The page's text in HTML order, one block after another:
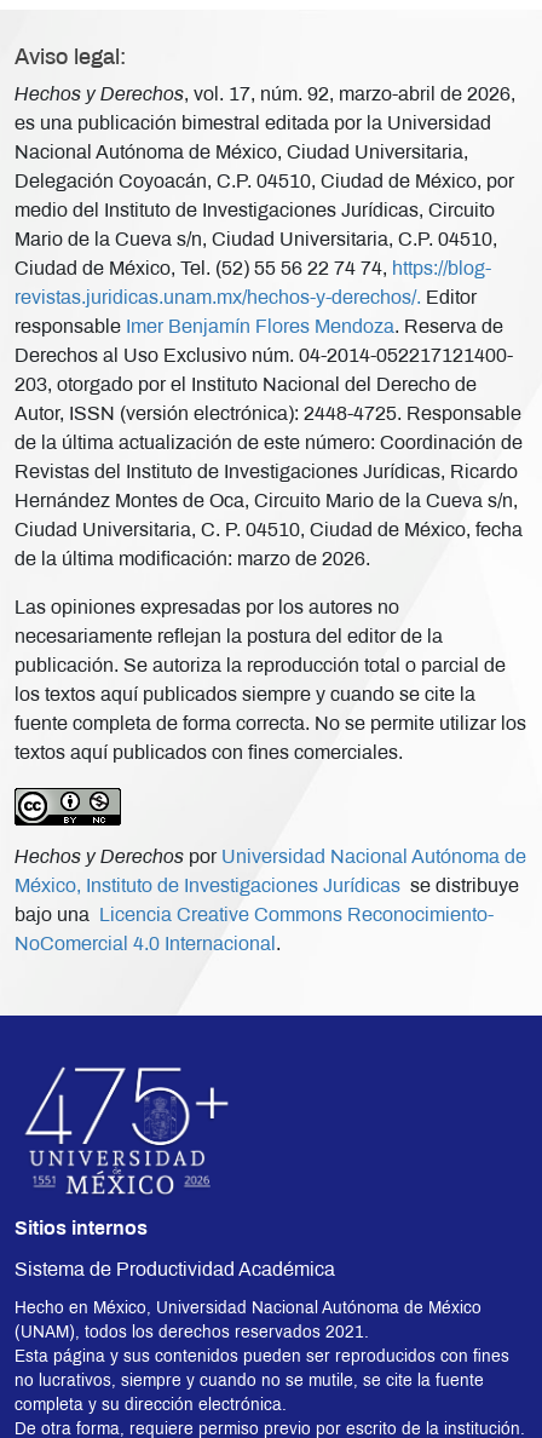
Aviso legal:
Hechos y Derechos, vol. 17, núm. 92, marzo-abril de 2026,
es una publicación bimestral editada por la Universidad
Nacional Autónoma de México, Ciudad Universitaria,
Delegación Coyoacán, C.P. 04510, Ciudad de México, por
medio del Instituto de Investigaciones Jurídicas, Circuito
Mario de la Cueva s/n, Ciudad Universitaria, C.P. 04510,
Ciudad de México, Tel. (52) 55 56 22 74 74, https://blog-
revistas.juridicas.unam.mx/hechos-y-derechos/. Editor
responsable Imer Benjamín Flores Mendoza. Reserva de
Derechos al Uso Exclusivo núm. 04-2014-052217121400-
203, otorgado por el Instituto Nacional del Derecho de
Autor, ISSN (versión electrónica): 2448-4725. Responsable
de la última actualización de este número: Coordinación de
Revistas del Instituto de Investigaciones Jurídicas, Ricardo
Hernández Montes de Oca, Circuito Mario de la Cueva s/n,
Ciudad Universitaria, C. P. 04510, Ciudad de México, fecha
de la última modificación: marzo de 2026.
Las opiniones expresadas por los autores no
necesariamente reflejan la postura del editor de la
publicación. Se autoriza la reproducción total o parcial de
los textos aquí publicados siempre y cuando se cite la
fuente completa de forma correcta. No se permite utilizar los
textos aquí publicados con fines comerciales.
Hechos y Derechos por Universidad Nacional Autónoma de
México, Instituto de Investigaciones Jurídicas se distribuye
bajo una
Licencia Creative Commons Reconocimiento-
NoComercial 4.0 Internacional .
Sitios internos
Sistema de Productividad Académica
Hecho en México, Universidad Nacional Autónoma de México
(UNAM), todos los derechos reservados 2021.
Esta página y sus contenidos pueden ser reproducidos con fines
no lucrativos, siempre y cuando no se mutile, se cite la fuente
completa y su dirección electrónica.
De otra forma, requiere permiso previo por escrito de la institución.